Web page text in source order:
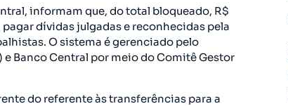
informam que, do total bloqueado, R$
dívidas julgadas e reconhecidas pela
O sistema é gerenciado pelo
Banco Central por meio do Comitê Gestor
do referente às transferências para a